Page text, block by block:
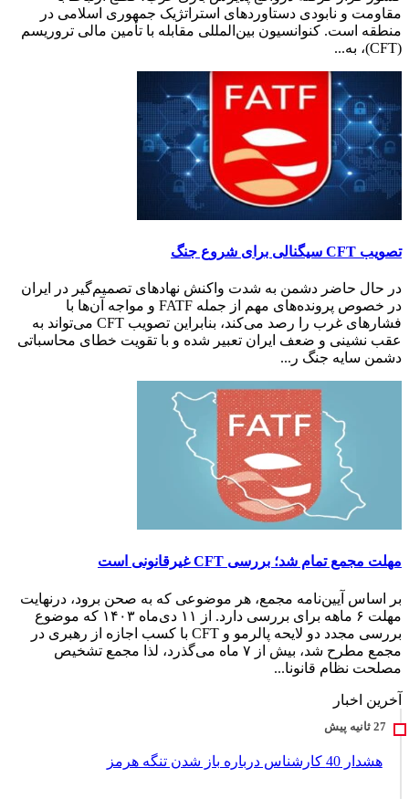
مقاومت و نابودی دستاوردهای استراتژیک جمهوری اسلامی در
منطقه است. کنوانسیون بین‌المللی مقابله با تأمین مالی تروریسم
(CFT)، به‌...
تصویب CFT سیگنالی برای شروع جنگ
در حال حاضر دشمن به شدت واکنش نهادهای تصمیم‌گیر در ایران
در خصوص پرونده‌های مهم از جمله FATF و مواجه آن‌ها با
فشارهای غرب را رصد می‌کند، بنابراین تصویب CFT می‌تواند به
عقب نشینی و ضعف ایران تعبیر شده و با تقویت خطای محاسباتی
دشمن سایه جنگ ر...
مهلت مجمع تمام شد؛ بررسی CFT‌ غیرقانونی است
بر اساس آیین‌نامه مجمع، هر موضوعی که به صحن برود، درنهایت
مهلت ۶ ماهه برای بررسی دارد. از ۱۱ دی‌ماه ۱۴۰۳ که موضوع
بررسی مجدد دو لایحه پالرمو و CFT با کسب اجازه از رهبری در
مجمع مطرح شد، بیش از ۷ ماه می‌گذرد، لذا مجمع تشخیص
مصلحت نظام قانونا...
آخرین اخبار
هشدار 40 کارشناس درباره باز شدن تنگه هرمز